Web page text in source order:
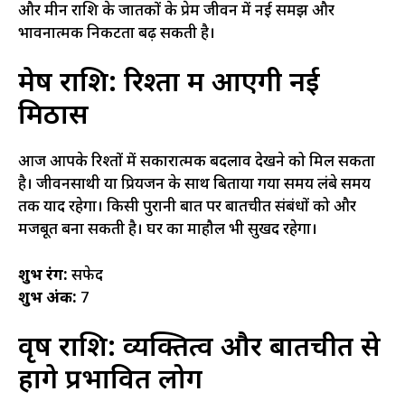
और मीन राशि के जातकों के प्रेम जीवन में नई समझ और
भावनात्मक निकटता बढ़ सकती है।
मेष राशि: रिश्तों में आएगी नई
मिठास
आज आपके रिश्तों में सकारात्मक बदलाव देखने को मिल सकता
है। जीवनसाथी या प्रियजन के साथ बिताया गया समय लंबे समय
तक याद रहेगा। किसी पुरानी बात पर बातचीत संबंधों को और
मजबूत बना सकती है। घर का माहौल भी सुखद रहेगा।
शुभ रंग: सफेद
शुभ अंक: 7
वृष राशि: व्यक्तित्व और बातचीत से
होंगे प्रभावित लोग